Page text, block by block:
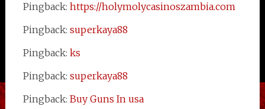
Pingback: https://holymolycasinoszambia.com
Pingback: superkaya88
Pingback: ks
Pingback: superkaya88
Pingback: Buy Guns In usa